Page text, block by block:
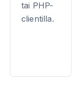
tai PHP-
clientilla.